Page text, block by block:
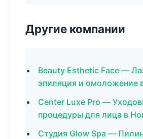
Другие компании
Beauty Esthetic Face —
эпиляция и омоложение
Center Luxe Pro —
процедуры для лица в
Студия Glow Spa —